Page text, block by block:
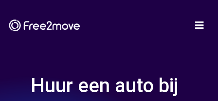
Huur een auto bij